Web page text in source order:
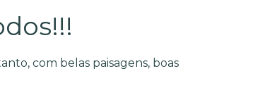
com belas paisagens, boas